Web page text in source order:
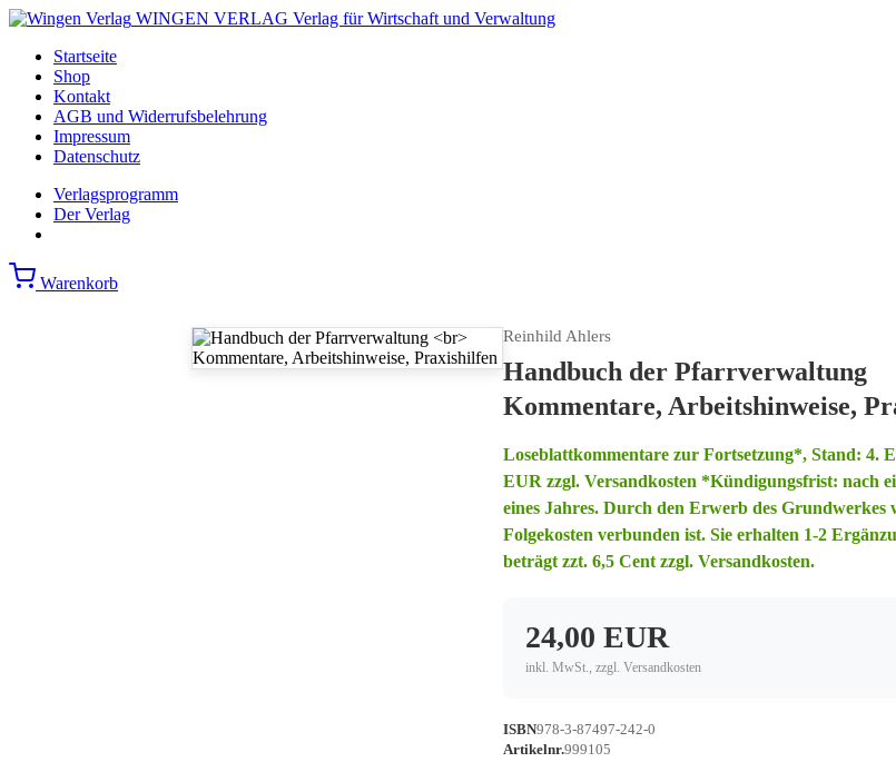
WINGEN VERLAG Verlag für Wirtschaft und Verwaltung
Startseite
Shop
Kontakt
AGB und Widerrufsbelehrung
Impressum
Datenschutz
Verlagsprogramm
Der Verlag
Warenkorb
Reinhild Ahlers
Handbuch der Pfarrverwaltung
Kommentare, Arbeitshinweise,
Loseblattkommentare zur Fortsetzung*, Stand: 4.
EUR zzgl. Versandkosten *Kündigungsfrist: nach
eines Jahres. Durch den Erwerb des Grundwerkes
Folgekosten verbunden ist. Sie erhalten 1-2
beträgt zzt. 6,5 Cent zzgl. Versandkosten.
24,00 EUR
inkl. MwSt., zzgl. Versandkosten
ISBN978-3-87497-242-0
Artikelnr.999105